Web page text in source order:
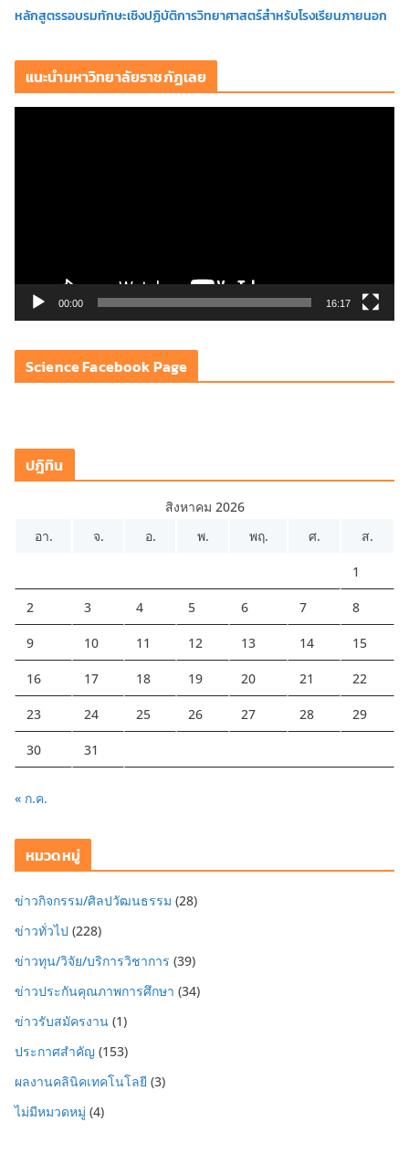
หลักสูตรรอบรมทักษะเชิงปฏิบัติการวิทยาศาสตร์สำหรับโรงเรียนภายนอก
แนะนำมหาวิทยาลัยราชภัฏเลย
ดี
00:00 16:17
Science Facebook Page
ปฎิทิน
สิงหาคม 2026
อา.
จ. อ. พ. พฤ. ศ. ส.
1
2 3 4 5 6 7 8
9 10 11 12 13 14 15
16 17 18 19 20 21 22
23 24 25 26 27 28 29
30 31
« ก.ค.
หมวดหมู่
ข่าวกิจกรรม/ศิลปวัฒนธรรม (28)
ข่าวทั่วไป (228)
ข่าวทุน/วิจัย/บริการวิชาการ (39)
ข่าวประกันคุณภาพการศึกษา (34)
ข่าวรับสมัครงาน (1)
ประกาศสำคัญ (153)
ผลงานคลินิคเทคโนโลยี (3)
ไม่มีหมวดหมู่ (4)